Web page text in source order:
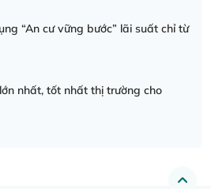
“An cư vững bước” lãi suất chỉ từ
nhất, tốt nhất thị trường cho